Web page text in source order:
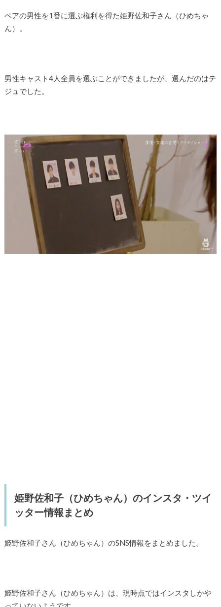
ペアの男性を1番に選ぶ権利を得た姫野佐和子さん（ひめちゃ
ん）。
男性キャスト4人全員を選ぶことができましたが、選んだのはテ
ジュでした。
姫野佐和子（ひめちゃん）のインスタ・ツイ
ッター情報まとめ
姫野佐和子さん（ひめちゃん）のSNS情報をまとめました。
姫野佐和子さん（ひめちゃん）は、現時点ではインスタしかや